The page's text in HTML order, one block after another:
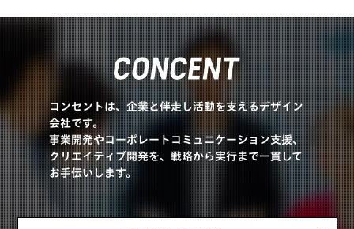
コンセントは、企業と伴走し活動を支えるデザイン
会社です。
事業開発やコーポレートコミュニケーション支援、
クリエイティブ開発を、戦略から実行まで一貫して
お手伝いします。